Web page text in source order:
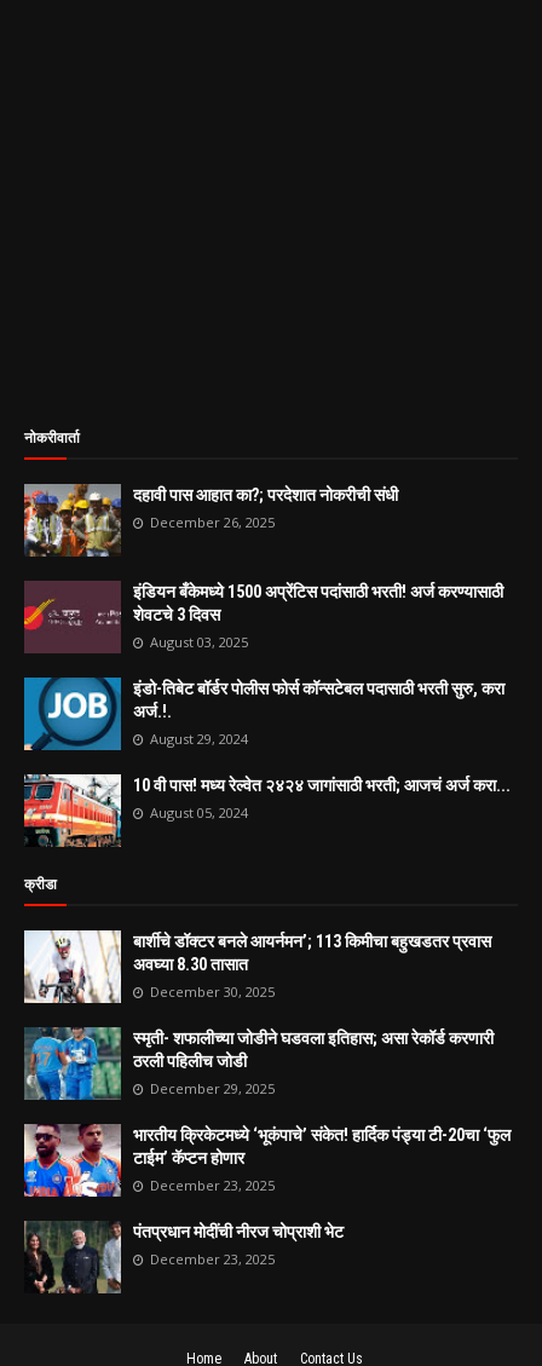
नोकरीवार्ता
दहावी पास आहात का?; परदेशात नोकरीची संधी
December 26, 2025
इंडियन बँकेमध्ये 1500 अप्रेंटिस पदांसाठी भरती! अर्ज करण्यासाठी
शेवटचे 3 दिवस
August 03, 2025
इंडो-तिबेट बॉर्डर पोलीस फोर्स कॉन्सटेबल पदासाठी भरती सुरु, करा
अर्ज.!.
August 29, 2024
10 वी पास! मध्य रेल्वेत २४२४ जागांसाठी भरती; आजचं अर्ज करा...
August 05, 2024
क्रीडा
बार्शीचे डॉक्टर बनले आयर्नमन’; 113 किमीचा बहुखडतर प्रवास
अवघ्या 8.30 तासात
December 30, 2025
स्मृती- शफालीच्या जोडीने घडवला इतिहास; असा रेकॉर्ड करणारी
ठरली पहिलीच जोडी
December 29, 2025
भारतीय क्रिकेटमध्ये ‘भूकंपाचे’ संकेत! हार्दिक पंड्या टी-20चा ‘फुल
टाईम’ कॅप्टन होणार
December 23, 2025
पंतप्रधान मोदींची नीरज चोप्राशी भेट
December 23, 2025
Home About Contact Us